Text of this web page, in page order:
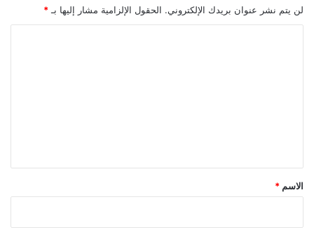
لن يتم نشر عنوان بريدك الإلكتروني. الحقول الإلزامية مشار إليها بـ *
*
الاسم *